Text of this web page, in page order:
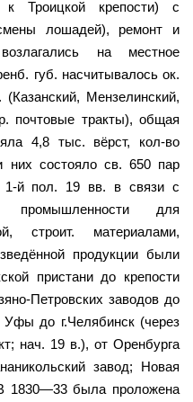
Троицкой крепости) с
лошадей), ремонт и
на местное
губ. насчитывалось ок.
Мензелинский,
почтовые тракты), общая
4,8 тыс. вёрст, кол-во
них состояло св. 650 пар
й пол. 19 вв. в связи с
промышленности для
строит. материалами,
продукции были
пристани до крепости
Петровских заводов до
Уфы до г.Челябинск (через
нач. 19 в.), от Оренбурга
завод; Новая
1830—33 была проложена